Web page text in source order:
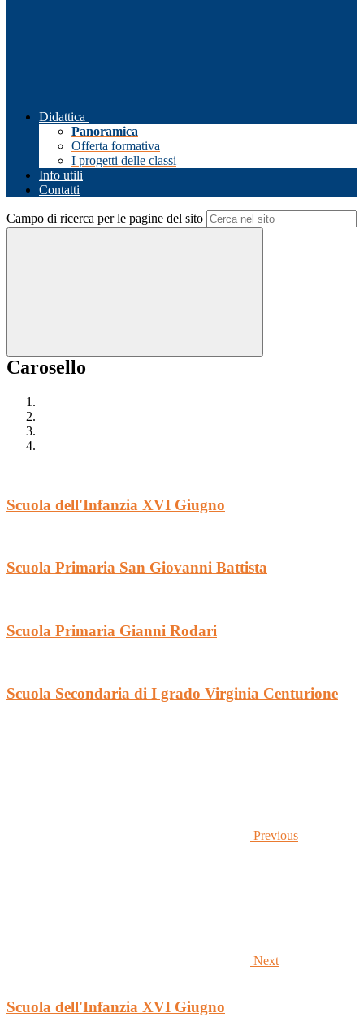
Didattica
Panoramica
Offerta formativa
I progetti delle classi
Info utili
Contatti
Campo di ricerca per le pagine del sito
Carosello
Scuola dell'Infanzia XVI Giugno
Scuola Primaria San Giovanni Battista
Scuola Primaria Gianni Rodari
Scuola Secondaria di I grado Virginia Centurione
Previous
Next
Scuola dell'Infanzia XVI Giugno